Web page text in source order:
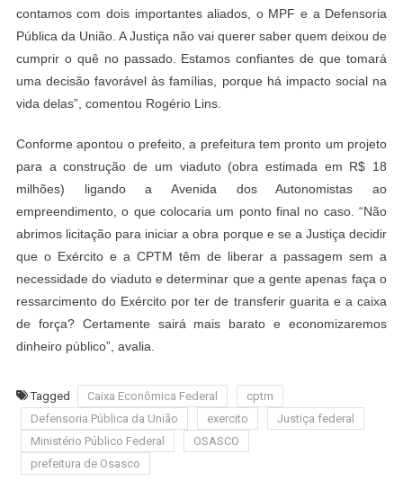
contamos com dois importantes aliados, o MPF e a Defensoria
Pública da União. A Justiça não vai querer saber quem deixou de
cumprir o quê no passado. Estamos confiantes de que tomará
uma decisão favorável às famílias, porque há impacto social na
vida delas”, comentou Rogério Lins.
Conforme apontou o prefeito, a prefeitura tem pronto um projeto
para a construção de um viaduto (obra estimada em R$ 18
milhões) ligando a Avenida dos Autonomistas ao
empreendimento, o que colocaria um ponto final no caso. “Não
abrimos licitação para iniciar a obra porque e se a Justiça decidir
que o Exército e a CPTM têm de liberar a passagem sem a
necessidade do viaduto e determinar que a gente apenas faça o
ressarcimento do Exército por ter de transferir guarita e a caixa
de força? Certamente sairá mais barato e economizaremos
dinheiro público”, avalia.
Tagged Caixa Econômica Federal
cptm
Defensoria Pública da União
exercito
Justiça federal
Ministério Público Federal
OSASCO
prefeitura de Osasco